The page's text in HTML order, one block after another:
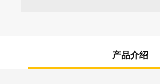
产品介绍